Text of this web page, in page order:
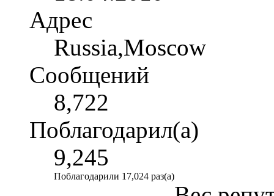
Адрес
Russia,Moscow
Сообщений
8,722
Поблагодарил(а)
9,245
Поблагодарили 17,024 раз(а)